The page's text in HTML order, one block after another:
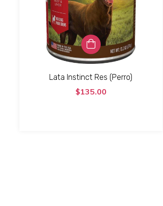
Lata Instinct Res (Perro)
$135.00